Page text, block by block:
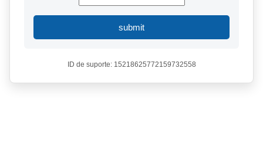
submit
ID de suporte: 15218625772159732558